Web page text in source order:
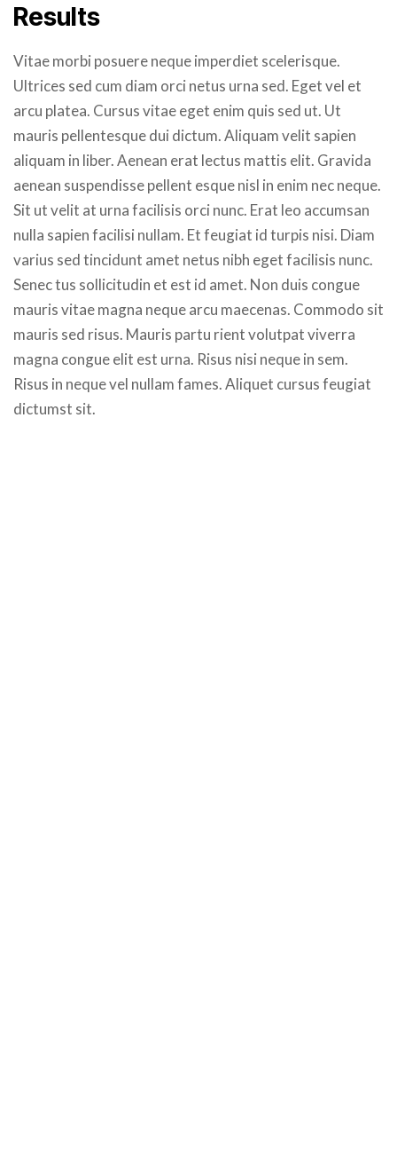
Results
Vitae morbi posuere neque imperdiet scelerisque.
Ultrices sed cum diam orci netus urna sed. Eget vel et
arcu platea. Cursus vitae eget enim quis sed ut. Ut
mauris pellentesque dui dictum. Aliquam velit sapien
aliquam in liber. Aenean erat lectus mattis elit. Gravida
aenean suspendisse pellent esque nisl in enim nec neque.
Sit ut velit at urna facilisis orci nunc. Erat leo accumsan
nulla sapien facilisi nullam. Et feugiat id turpis nisi. Diam
varius sed tincidunt amet netus nibh eget facilisis nunc.
Senec tus sollicitudin et est id amet. Non duis congue
mauris vitae magna neque arcu maecenas. Commodo sit
mauris sed risus. Mauris partu rient volutpat viverra
magna congue elit est urna. Risus nisi neque in sem.
Risus in neque vel nullam fames. Aliquet cursus feugiat
dictumst sit.